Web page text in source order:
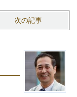
次の記事